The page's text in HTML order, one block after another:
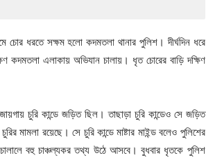
ধরতে সক্ষম হলো কদমতলা থানার পুলিশ। দীর্ঘদিন ধরে
এলাকায় অভিযান চালায়। ধৃত চোরের বাড়ি দক্ষিণ
চুরি কান্ডে জড়িত ছিল। তাছাড়া চুরি কান্ডেও সে জড়িত
মামলা রয়েছে। সে চুরি কান্ডে মাষ্টার মাইন্ড বলেও পুলিশের
চালালে বহু চাঞ্চল্যকর তথ্য উঠে আসবে। বুধবার ধৃতকে পুলিশ